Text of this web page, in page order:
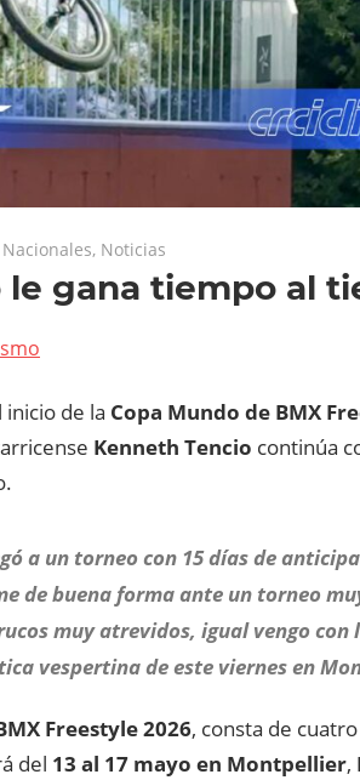
Nacionales, Noticias
le gana tiempo al
de la Copa Mundo de BMX
Kenneth Tencio continúa
a un torneo con 15 días de
de buena forma ante un torneo
muy atrevidos, igual vengo con
vespertina de este viernes en
Freestyle 2026, consta de
del 13 al 17 mayo en Montpellier,